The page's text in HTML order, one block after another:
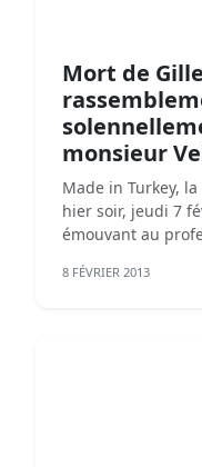
Mort de
monsieur
Made in Turkey,
hier soir, jeudi 7
émouvant au
8 FÉVRIER 2013